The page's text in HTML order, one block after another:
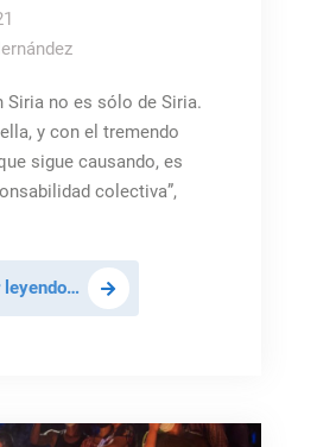
Siria no es sólo de Siria.
y con el tremendo
sigue causando, es
colectiva”,
leyendo…Acabar
con
Siria